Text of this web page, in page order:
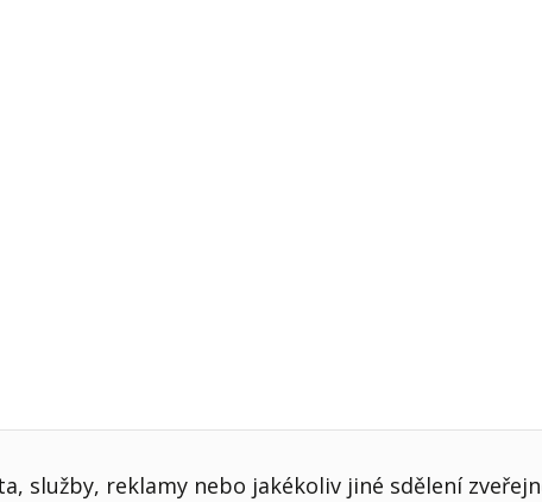
řízení
služby, reklamy nebo jakékoliv jiné sdělení